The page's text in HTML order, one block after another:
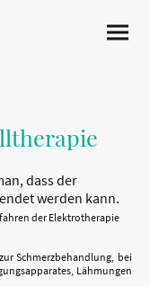
dass der
werden kann.
der Elektrotherapie
Schmerzbehandlung, bei
Lähmungen